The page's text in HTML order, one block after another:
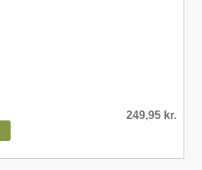
249,95 kr.